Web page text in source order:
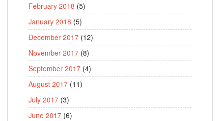
February 2018 (5)
January 2018 (5)
December 2017 (12)
November 2017 (8)
September 2017 (4)
August 2017 (11)
July 2017 (3)
June 2017 (6)